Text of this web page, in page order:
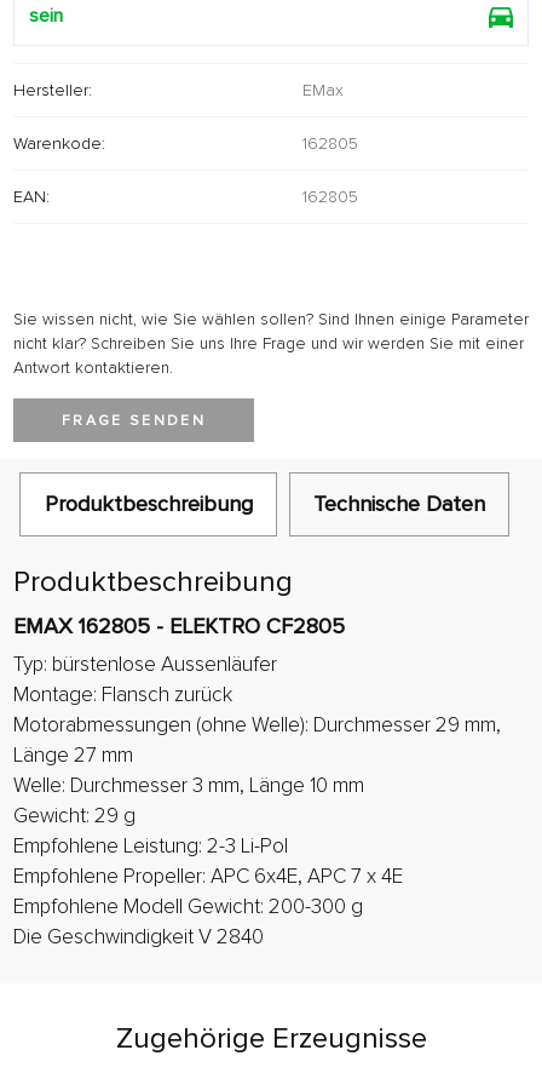
sein
Hersteller: EMax
Warenkode: 162805
EAN: 162805
Sie wissen nicht, wie Sie wählen sollen? Sind Ihnen einige Parameter
nicht klar? Schreiben Sie uns Ihre Frage und wir werden Sie mit einer
Antwort kontaktieren.
FRAGE SENDEN
Produktbeschreibung Technische Daten
Produktbeschreibung
EMAX 162805 - ELEKTRO CF2805
Typ: bürstenlose Aussenläufer
Montage: Flansch zurück
Motorabmessungen (ohne Welle): Durchmesser 29 mm,
Länge 27 mm
Welle: Durchmesser 3 mm, Länge 10 mm
Gewicht: 29 g
Empfohlene Leistung: 2-3 Li-Pol
Empfohlene Propeller: APC 6x4E, APC 7 x 4E
Empfohlene Modell Gewicht: 200-300 g
Die Geschwindigkeit V 2840
Zugehörige Erzeugnisse